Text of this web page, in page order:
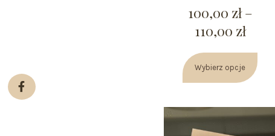
100,00 zł –
110,00 zł
Wybierz opcje